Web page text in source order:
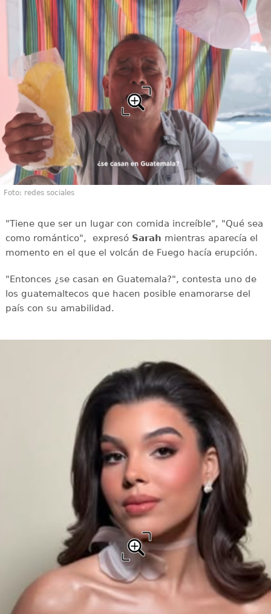
Foto: redes sociales
"Tiene que ser un lugar con comida increíble", "Qué sea
como romántico", expresó Sarah mientras aparecía el
momento en el que el volcán de Fuego hacía erupción.
"Entonces ¿se casan en Guatemala?", contesta uno de
los guatemaltecos que hacen posible enamorarse del
país con su amabilidad.